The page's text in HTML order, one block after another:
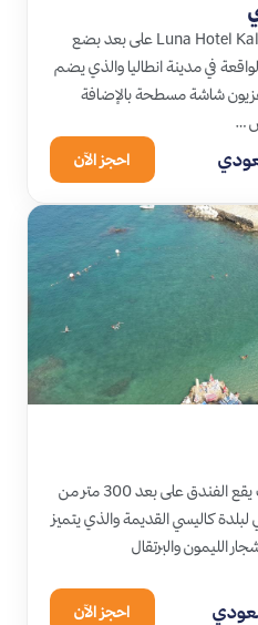
فندق لونا هوتل كاليسي يقع Luna Hotel Kaleiçi على بعد بضع
في مدينة انطاليا والذي يضم
شاشة مسطحة بالإضافة
…
احجز الآن
من الفنادق الرائعة في أنطالياحيث يقع الفندق على بعد 300 متر من
كاليسي القديمة والذي يتميز
الليمون والبرتقال
احجز الآن